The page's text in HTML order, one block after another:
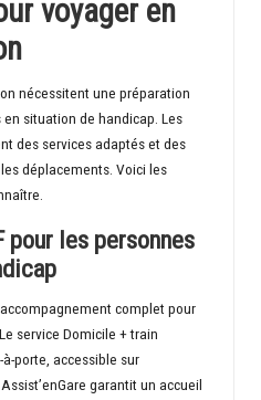
voyager en
nécessitent une préparation
situation de handicap. Les
des services adaptés et des
déplacements. Voici les
pour les personnes
complet pour
service Domicile + train
porte, accessible sur
garantit un accueil